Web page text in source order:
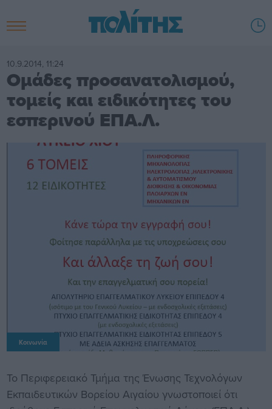
10.9.2014, 11:24
Ομάδες προσανατολισμού,
τομείς και ειδικότητες του
εσπερινού ΕΠΑ.Λ.
Κοινωνία
Το Περιφερειακό Τμήμα της Ένωσης Τεχνολόγων
Εκπαιδευτικών Βορείου Αιγαίου γνωστοποιεί ότι